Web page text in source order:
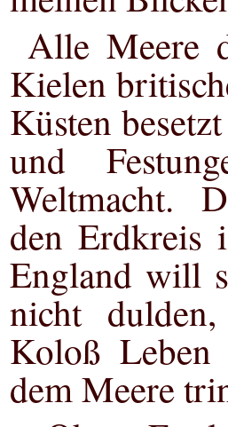
Alle Meere
Kielen
Küsten
und
Weltmacht.
den Erdkreis
England will
nicht
Koloß Leben
dem Meere